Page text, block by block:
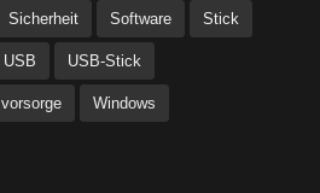
Sicherheit Software Stick
USB USB-Stick
vorsorge Windows